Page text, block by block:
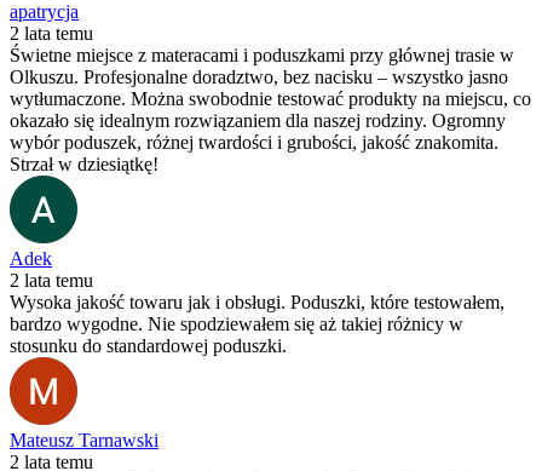
apatrycja
2 lata temu
Świetne miejsce z materacami i poduszkami przy głównej trasie w
Olkuszu. Profesjonalne doradztwo, bez nacisku – wszystko jasno
wytłumaczone. Można swobodnie testować produkty na miejscu, co
okazało się idealnym rozwiązaniem dla naszej rodziny. Ogromny
wybór poduszek, różnej twardości i grubości, jakość znakomita.
Strzał w dziesiątkę!
Adek
2 lata temu
Wysoka jakość towaru jak i obsługi. Poduszki, które testowałem,
bardzo wygodne. Nie spodziewałem się aż takiej różnicy w
stosunku do standardowej poduszki.
Mateusz Tarnawski
2 lata temu